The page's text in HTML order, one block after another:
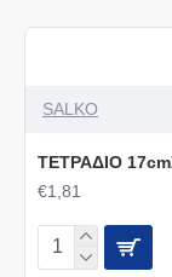
SALKO
ΤΕΤΡΑΔΙΟ
€1,81